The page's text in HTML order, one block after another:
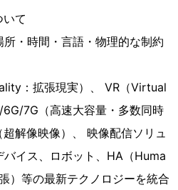
て
・時間・言語・物理的な制約
：拡張現実）、 VR（Virtual
7G（高速大容量・多数同時
解像映像）、 映像配信ソリュ
イス、ロボット、HA（Huma
）等の最新テクノロジーを統合